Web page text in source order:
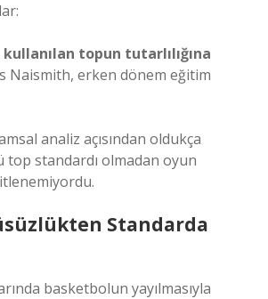
topun tutarlılığına
Naismith, erken dönem eğitim
analiz açısından oldukça
top standardı olmadan oyun
Standarda
basketbolun yayılmasıyla